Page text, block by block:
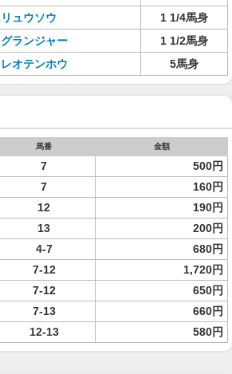
リュウソウ
1 1/4馬身
グランジャー
1 1/2馬身
レオテンホウ 5馬身
馬番 金額
7 500円
7
160円
12
190円
13
200円
4-7
680円
7-12 1,720円
7-12
650円
7-13
660円
12-13
580円